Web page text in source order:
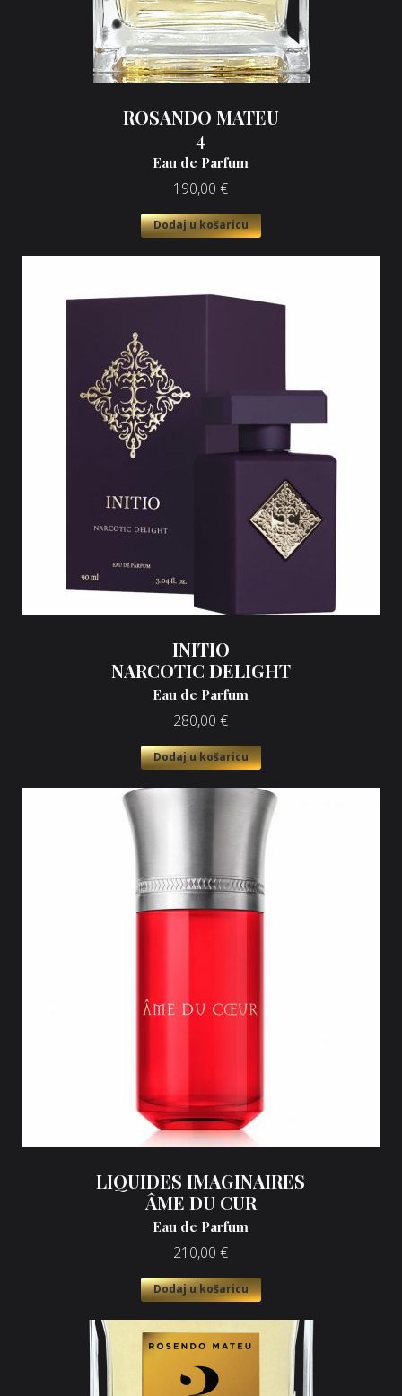
ROSANDO MATEU
4
Eau de Parfum
190,00 €
Dodaj u košaricu
INITIO
NARCOTIC DELIGHT
Eau de Parfum
280,00 €
Dodaj u košaricu
LIQUIDES IMAGINAIRES
ÂME DU CUR
Eau de Parfum
210,00 €
Dodaj u košaricu